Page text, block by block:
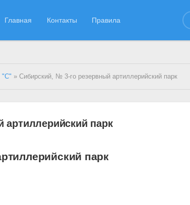
Главная Контакты Правила
"С" » Сибирский, № 3-го резервный артиллерийский парк
парк
парк